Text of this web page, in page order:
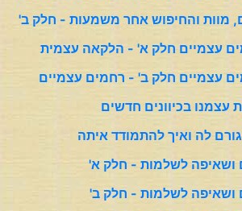
מוות והחיפוש אחר משמעות - חלק ב'
עצמיים חלק א' - הלקאה עצמית
עצמיים חלק ב' - רחמים עצמיים
עצמנו בכיוונים חדשים
לה ואיך להתמודד איתה
ושאיפה לשלמות - חלק א'
ושאיפה לשלמות - חלק ב'